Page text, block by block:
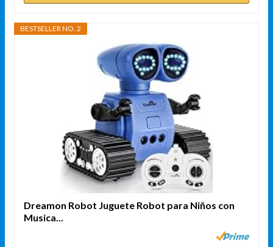
BESTSELLER NO. 2
Dreamon Robot Juguete Robot para Niños con
Musica...